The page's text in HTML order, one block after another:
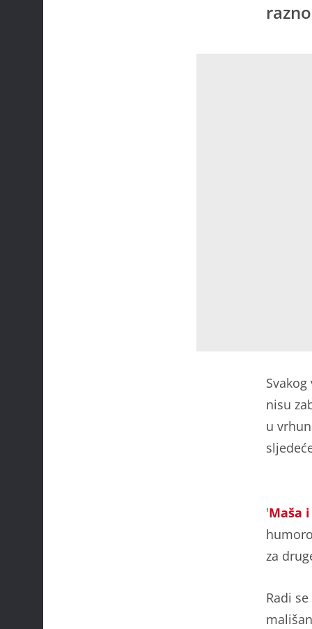
nisu
u
'Maša
za
Radi